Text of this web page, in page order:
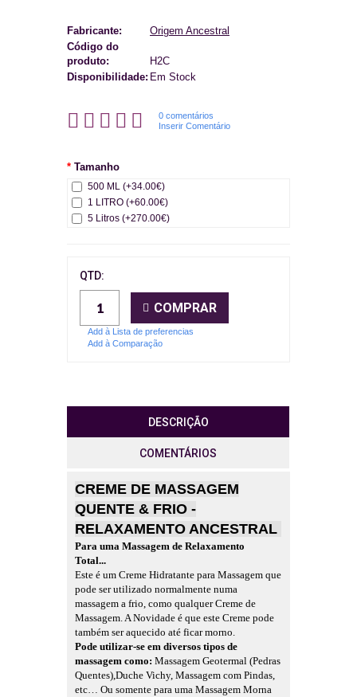
Fabricante:
Origem Ancestral
Código do
produto:
H2C
Disponibilidade:Em Stock
0 comentários
Inserir Comentário
Tamanho
500 ML (+34.00€)
1 LITRO (+60.00€)
5 Litros (+270.00€)
QTD:
COMPRAR
Add à Lista de preferencias
Add à Comparação
DESCRIÇÃO
COMENTÁRIOS
CREME DE MASSAGEM
QUENTE & FRIO -
RELAXAMENTO ANCESTRAL
Para uma Massagem de Relaxamento
Total...
Este é um Creme Hidratante para Massagem que
pode ser utilizado normalmente numa
massagem a frio, como qualquer Creme de
Massagem. A Novidade é que este Creme pode
também ser aquecido até ficar morno.
Pode utilizar-se em diversos tipos de
massagem como: Massagem Geotermal (Pedras
Quentes),Duche Vichy, Massagem com Pindas,
etc… Ou somente para uma Massagem Morna